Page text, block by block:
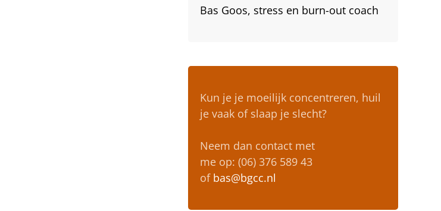
Bas Goos, stress en burn-out coach
Kun je je moeilijk concentreren, huil
je vaak of slaap je slecht?
Neem dan contact met
me op: (06) 376 589 43
of bas@bgcc.nl